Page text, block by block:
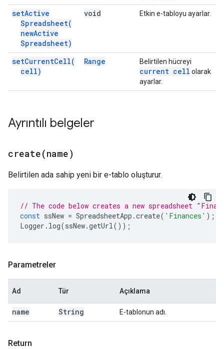
setActive
Spreadsheet(
newActive
Spreadsheet)
void Etkin e-tabloyu ayarlar.
setCurrentCell(
cell)
Range Belirtilen hücreyi
current cell olarak
ayarlar.
Ayrıntılı belgeler
create(name)
Belirtilen ada sahip yeni bir e-tablo oluşturur.
// The code below creates a new spreadsheet
const ssNew = SpreadsheetApp .create( 'Finances' );
Logger . log(ssNew.getUrl());
Parametreler
Ad Tür Açıklama
name String E-tablonun adı.
Return